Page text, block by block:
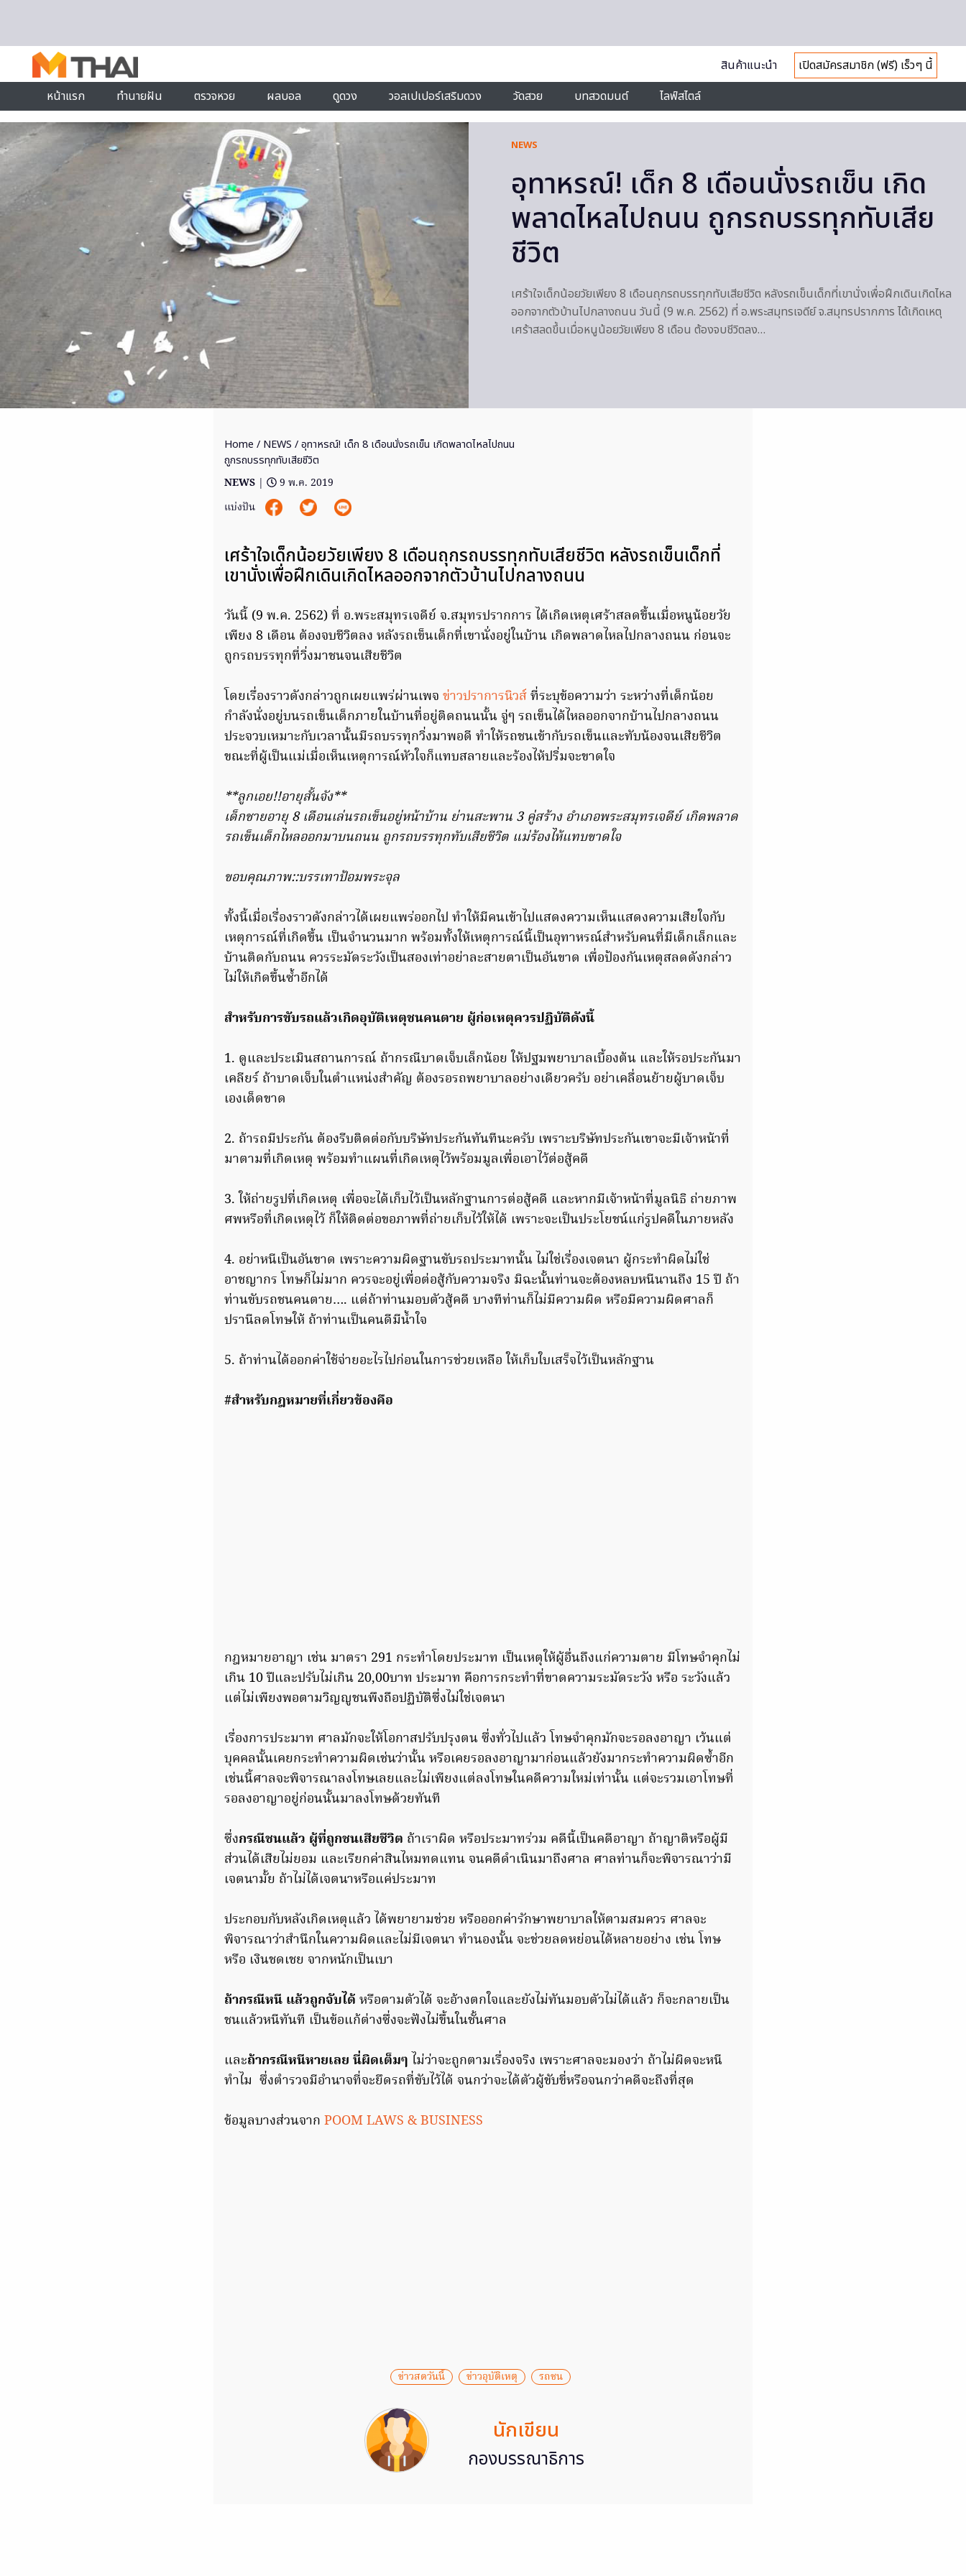
สินค้าแนะนำ
เปิดสมัครสมาชิก (ฟรี) เร็วๆ นี้
หน้าแรก
ทำนายฝัน ตรวจหวย ผลบอล ดูดวง วอลเปเปอร์เสริมดวง วัดสวย บทสวดมนต์ ไลฟ์สไตล์
NEWS
อุทาหรณ์! เด็ก 8 เดือนนั่งรถเข็น เกิด
พลาดไหลไปถนน ถูกรถบรรทุกทับเสีย
ชีวิต
เศร้าใจเด็กน้อยวัยเพียง 8 เดือนถุกรถบรรทุกทับเสียชีวิต หลังรถเข็นเด็กที่เขานั่งเพื่อฝึกเดินเกิดไหล
ออกจากตัวบ้านไปกลางถนน วันนี้ (9 พ.ค. 2562) ที่ อ.พระสมุทรเจดีย์ จ.สมุทรปรากการ ได้เกิดเหตุ
เศร้าสลดขึ้นเมื่อหนูน้อยวัยเพียง 8 เดือน ต้องจบชีวิตลง…
Home / NEWS / อุทาหรณ์! เด็ก 8 เดือนนั่งรถเข็น เกิดพลาดไหลไปถนน
ถูกรถบรรทุกทับเสียชีวิต
NEWS |
9 พ.ค. 2019
แบ่งปัน
เศร้าใจเด็กน้อยวัยเพียง 8 เดือนถุกรถบรรทุกทับเสียชีวิต หลังรถเข็นเด็กที่
เขานั่งเพื่อฝึกเดินเกิดไหลออกจากตัวบ้านไปกลางถนน
วันนี้ (9 พ.ค. 2562) ที่ อ.พระสมุทรเจดีย์ จ.สมุทรปรากการ ได้เกิดเหตุเศร้าสลดขึ้นเมื่อหนูน้อยวัย
เพียง 8 เดือน ต้องจบชีวิตลง หลังรถเข็นเด็กที่เขานั่งอยู่ในบ้าน เกิดพลาดไหลไปกลางถนน ก่อนจะ
ถูกรถบรรทุกที่วิ่งมาชนจนเสียชีวิต
โดยเรื่องราวดังกล่าวถูกเผยแพร่ผ่านเพจ ข่าวปราการนิวส์ที่ระบุข้อความว่า ระหว่างที่เด็กน้อย
กำลังนั่งอยู่บนรถเข็นเด็กภายในบ้านที่อยู่ติดถนนนั้น จู่ๆ รถเข็นได้ไหลออกจากบ้านไปกลางถนน
ประจวบเหมาะกับเวลานั้นมีรถบรรทุกวิ่งมาพอดี ทำให้รถชนเข้ากับรถเข็นและทับน้องจนเสียชีวิต
ขณะที่ผู้เป็นแม่เมื่อเห็นเหตุการณ์หัวใจก็แทบสลายและร้องไห้ปริ่มจะขาดใจ
**ลูกเอย!!อายุสั้นจัง**
เด็กชายอายุ 8 เดือนเล่นรถเข็นอยู่หน้าบ้าน ย่านสะพาน​ 3​ คู่สร้าง​ อำเภอพระสมุทรเจดีย์ เกิดพลาด
รถเข็น​เด็ก​ไหลออกมาบนถนน​ ถูกรถบรรทุก​ทับเสียชีวิต แม่ร้องไห้แทบขาดใจ
ขอบคุณภาพ::บรรเทาป้อมพระจุล
ทั้งนี้เมื่อเรื่องราวดังกล่าวได้เผยแพร่ออกไป ทำให้มีคนเข้าไปแสดงความเห็นแสดงความเสียใจกับ
เหตุการณ์ที่เกิดขึ้น เป็นจำนวนมาก พร้อมทั้งให้เหตุการณ์นี้เป็นอุทาหรณ์สำหรับคนที่มีเด็กเล็กและ
บ้านติดกับถนน ควรระมัดระวังเป็นสองเท่าอย่าละสายตาเป็นอันขาด เพื่อป้องกันเหตุสลดดังกล่าว
ไม่ให้เกิดขึ้นซ้ำอีกได้
สำหรับการขับรถแล้วเกิดอุบัติเหตุชนคนตาย ผู้ก่อเหตุควรปฏิบัติดังนี้
1. ดูและประเมินสถานการณ์ ถ้ากรณีบาดเจ็บเล็กน้อย ให้ปฐมพยาบาลเบื้องต้น และให้รอประกันมา
เคลียร์ ถ้าบาดเจ็บในตำแหน่งสำคัญ ต้องรอรถพยาบาลอย่างเดียวครับ อย่าเคลื่อนย้ายผู้บาดเจ็บ
เองเด็ดขาด
2. ถ้ารถมีประกัน ต้องรีบติดต่อกับบริษัทประกันทันทีนะครับ เพราะบริษัทประกันเขาจะมีเจ้าหน้าที่
มาตามที่เกิดเหตุ พร้อมทำแผนที่เกิดเหตุไว้พร้อมมูลเพื่อเอาไว้ต่อสู้คดี
3. ให้ถ่ายรูปที่เกิดเหตุ เพื่อจะได้เก็บไว้เป็นหลักฐานการต่อสู้คดี และหากมีเจ้าหน้าที่มูลนิธิ ถ่ายภาพ
ศพหรือที่เกิดเหตุไว้ ก็ให้ติดต่อขอภาพที่ถ่ายเก็บไว้ให้ได้ เพราะจะเป็นประโยชน์แก่รูปคดีในภายหลัง
4. อย่าหนีเป็นอันขาด เพราะความผิดฐานขับรถประมาทนั้น ไม่ใช่เรื่องเจตนา ผู้กระทำผิดไม่ใช่
อาชญากร โทษก็ไม่มาก ควรจะอยู่เพื่อต่อสู้กับความจริง มิฉะนั้นท่านจะต้องหลบหนีนานถึง 15 ปี ถ้า
ท่านขับรถชนคนตาย…. แต่ถ้าท่านมอบตัวสู้คดี บางทีท่านก็ไม่มีความผิด หรือมีความผิดศาลก็
ปรานีลดโทษให้ ถ้าท่านเป็นคนดีมีน้ำใจ
5. ถ้าท่านได้ออกค่าใช้จ่ายอะไรไปก่อนในการช่วยเหลือ ให้เก็บใบเสร็จไว้เป็นหลักฐาน
#สำหรับกฎหมายที่เกี่ยวข้องคือ
กฎหมายอาญา เช่น มาตรา 291 กระทำโดยประมาท เป็นเหตุให้ผู้อื่นถึงแก่ความตาย มีโทษจำคุกไม่
เกิน 10 ปีและปรับไม่เกิน 20,00บาท ประมาท คือการกระทำที่ขาดความระมัดระวัง หรือ ระวังแล้ว
แต่ไม่เพียงพอตามวิญญูชนพึงถือปฏิบัติซึ่งไม่ใช่เจตนา
เรื่องการประมาท ศาลมักจะให้โอกาสปรับปรุงตน ซึ่งทั่วไปแล้ว โทษจำคุกมักจะรอลงอาญา เว้นแต่
บุคคลนั้นเคยกระทำความผิดเช่นว่านั้น หรือเคยรอลงอาญามาก่อนแล้วยังมากระทำความผิดซ้ำอีก
เช่นนี้ศาลจะพิจารณาลงโทษเลยและไม่เพียงแต่ลงโทษในคดีความใหม่เท่านั้น แต่จะรวมเอาโทษที่
รอลงอาญาอยู่ก่อนนั้นมาลงโทษด้วยทันที
ซึ่งกรณีชนแล้ว ผู้ที่ถูกชนเสียชีวิต ถ้าเราผิด หรือประมาทร่วม คดีนี้เป็นคดีอาญา ถ้าญาติหรือผู้มี
ส่วนได้เสียไม่ยอม และเรียกค่าสินไหมทดแทน จนคดีดำเนินมาถึงศาล ศาลท่านก็จะพิจารณาว่ามี
เจตนามั้ย ถ้าไม่ได้เจตนาหรือแค่ประมาท
ประกอบกับหลังเกิดเหตุแล้ว ได้พยายามช่วย หรือออกค่ารักษาพยาบาลให้ตามสมควร ศาลจะ
พิจารณาว่าสำนึกในความผิดและไม่มีเจตนา ทำนองนั้น จะช่วยลดหย่อนได้หลายอย่าง เช่น โทษ
หรือ เงินชดเชย จากหนักเป็นเบา
ถ้ากรณีหนี แล้วถูกจับได้ หรือตามตัวได้ จะอ้างตกใจและยังไม่ทันมอบตัวไม่ได้แล้ว ก็จะกลายเป็น
ชนแล้วหนีทันที เป็นข้อแก้ต่างซึ่งจะฟังไม่ขึ้นในชั้นศาล
และถ้ากรณีหนีหายเลย นี่ผิดเต็มๆ ไม่ว่าจะถูกตามเรื่องจริง เพราะศาลจะมองว่า ถ้าไม่ผิดจะหนี
ทำไม ซึ่งตำรวจมีอำนาจที่จะยึดรถที่ขับไว้ได้ จนกว่าจะได้ตัวผู้ขับขี่หรือจนกว่าคดีจะถึงที่สุด
ข้อมูลบางส่วนจาก POOM LAWS & BUSINESS
ข่าวสดวันนี้ ข่าวอุบัติเหตุ รถชน
นักเขียน
กองบรรณาธิการ